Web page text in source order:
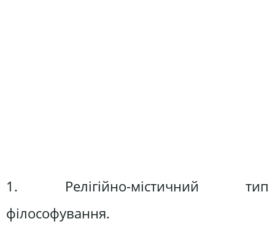
1. Релігійно-містичний тип
філософування.